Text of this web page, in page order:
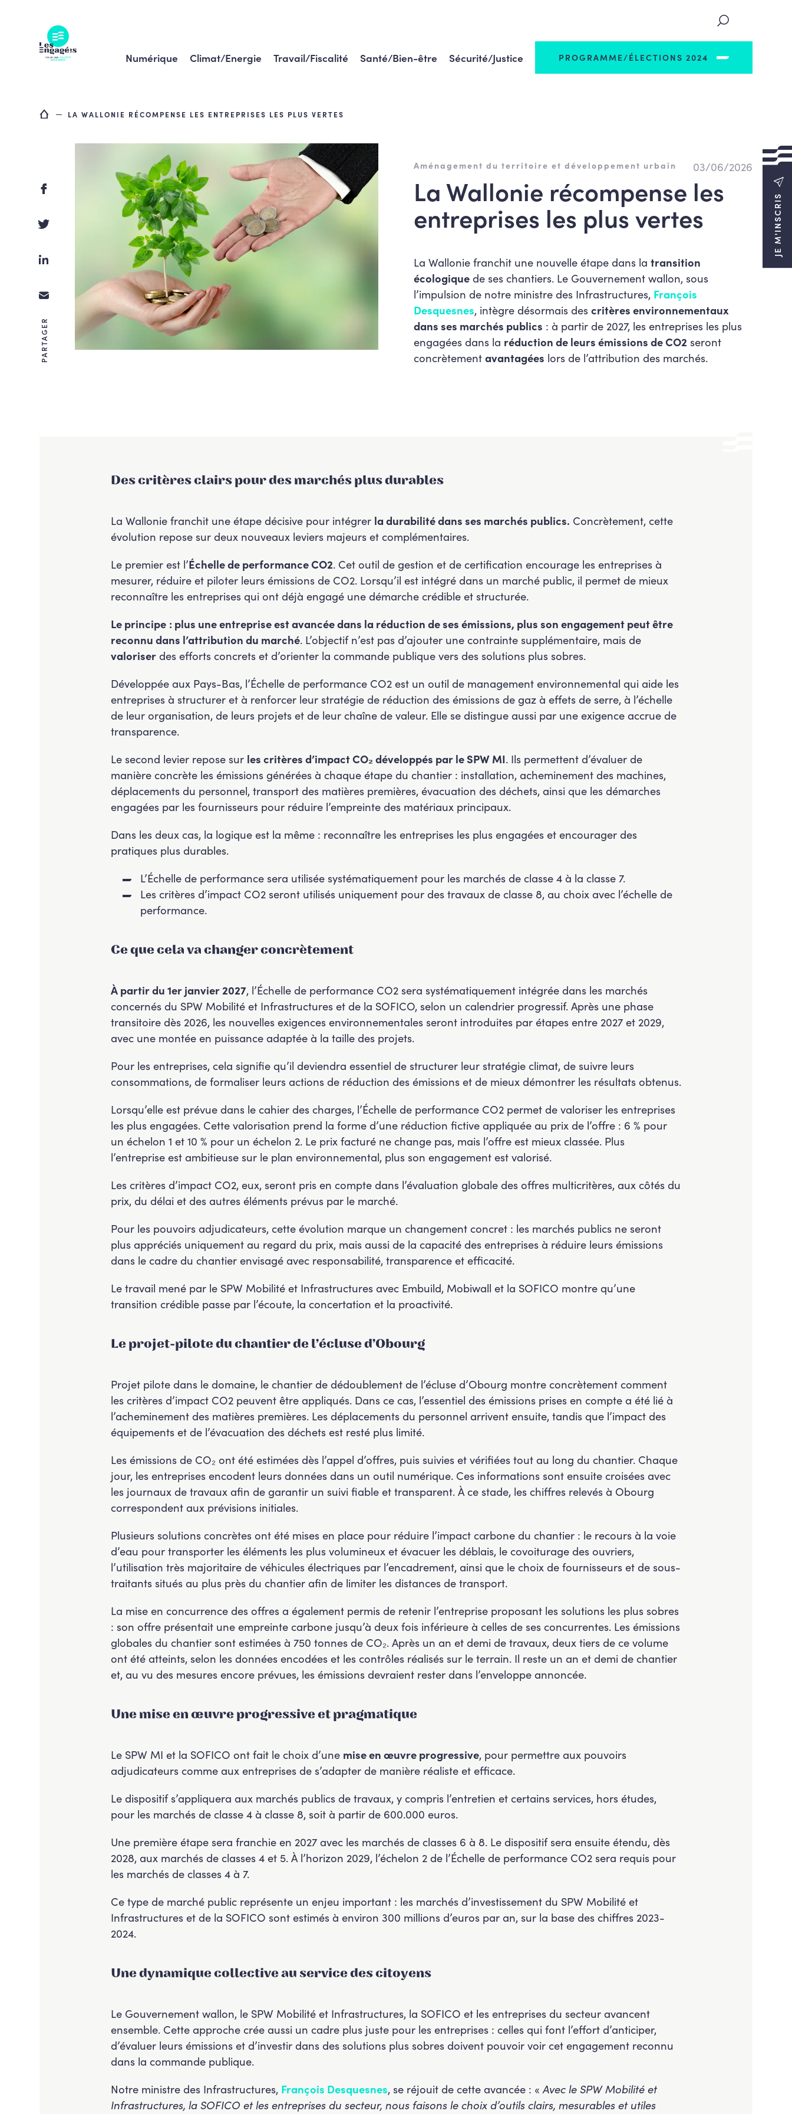
Numérique Climat/Energie Travail/Fiscalité Santé/Bien-être Sécurité/Justice PROGRAMME/ÉLECTIONS 2024
JE M'INSCRIS
PARTAGER
LA WALLONIE RÉCOMPENSE LES ENTREPRISES LES PLUS VERTES
03/06/2026
Aménagement du territoire et développement urbain
La Wallonie récompense les
entreprises les plus vertes
La Wallonie franchit une nouvelle étape dans la transition
écologiquede ses chantiers. Le Gouvernement wallon, sous
l’impulsion de notre ministre des Infrastructures, François
Desquesnes, intègre désormais descritères environnementaux
dans ses marchés publics : à partir de 2027, les entreprises les plus
engagées dans la réduction de leurs émissions de CO2 seront
concrètementavantagées lors de l’attribution des marchés.
Des critères clairs pour des marchés plus durables
La Wallonie franchit une étape décisive pour intégrer la durabilité dans ses marchés publics. Concrètement, cette
évolution repose sur deux nouveaux leviers majeurs et complémentaires.
Le premier est l’Échelle de performance CO2. Cet outil de gestion et de certification encourage les entreprises à
mesurer, réduire et piloter leurs émissions de CO2. Lorsqu’il est intégré dans un marché public, il permet de mieux
reconnaître les entreprises qui ont déjà engagé une démarche crédible et structurée.
Le principe : plus une entreprise est avancée dans la réduction de ses émissions, plus son engagement peut être
reconnu dans l’attribution du marché. L’objectif n’est pas d’ajouter une contrainte supplémentaire, mais de
valoriserdes efforts concrets et d’orienter la commande publique vers des solutions plus sobres.
Développée aux Pays-Bas, l’Échelle de performance CO2 est un outil de management environnemental qui aide les
entreprises à structurer et à renforcer leur stratégie de réduction des émissions de gaz à effets de serre, à l’échelle
de leur organisation, de leurs projets et de leur chaîne de valeur. Elle se distingue aussi par une exigence accrue de
transparence.
Le second levier repose sur les critères d’impact CO₂ développés par le SPW MI. Ils permettent d’évaluer de
manière concrète les émissions générées à chaque étape du chantier : installation, acheminement des machines,
déplacements du personnel, transport des matières premières, évacuation des déchets, ainsi que les démarches
engagées par les fournisseurs pour réduire l’empreinte des matériaux principaux.
Dans les deux cas, la logique est la même : reconnaître les entreprises les plus engagées et encourager des
pratiques plus durables.
L’Échelle de performance sera utilisée systématiquement pour les marchés de classe 4 à la classe 7.
Les critères d’impact CO2 seront utilisés uniquement pour des travaux de classe 8, au choix avec l’échelle de
performance.
Ce que cela va changer concrètement
À partir du 1er janvier 2027, l’Échelle de performance CO2 sera systématiquement intégrée dans les marchés
concernés du SPW Mobilité et Infrastructures et de la SOFICO, selon un calendrier progressif. Après une phase
transitoire dès 2026, les nouvelles exigences environnementales seront introduites par étapes entre 2027 et 2029,
avec une montée en puissance adaptée à la taille des projets.
Pour les entreprises, cela signifie qu’il deviendra essentiel de structurer leur stratégie climat, de suivre leurs
consommations, de formaliser leurs actions de réduction des émissions et de mieux démontrer les résultats obtenus.
Lorsqu’elle est prévue dans le cahier des charges, l’Échelle de performance CO2 permet de valoriser les entreprises
les plus engagées. Cette valorisation prend la forme d’une réduction fictive appliquée au prix de l’offre : 6 % pour
un échelon 1 et 10 % pour un échelon 2. Le prix facturé ne change pas, mais l’offre est mieux classée. Plus
l’entreprise est ambitieuse sur le plan environnemental, plus son engagement est valorisé.
Les critères d’impact CO2, eux, seront pris en compte dans l’évaluation globale des offres multicritères, aux côtés du
prix, du délai et des autres éléments prévus par le marché.
Pour les pouvoirs adjudicateurs, cette évolution marque un changement concret : les marchés publics ne seront
plus appréciés uniquement au regard du prix, mais aussi de la capacité des entreprises à réduire leurs émissions
dans le cadre du chantier envisagé avec responsabilité, transparence et efficacité.
Le travail mené par le SPW Mobilité et Infrastructures avec Embuild, Mobiwall et la SOFICO montre qu’une
transition crédible passe par l’écoute, la concertation et la proactivité.
Le projet-pilote du chantier de l’écluse d’Obourg
Projet pilote dans le domaine, le chantier de dédoublement de l’écluse d’Obourg montre concrètement comment
les critères d’impact CO2 peuvent être appliqués. Dans ce cas, l’essentiel des émissions prises en compte a été lié à
l’acheminement des matières premières. Les déplacements du personnel arrivent ensuite, tandis que l’impact des
équipements et de l’évacuation des déchets est resté plus limité.
Les émissions de CO₂ ont été estimées dès l’appel d’offres, puis suivies et vérifiées tout au long du chantier. Chaque
jour, les entreprises encodent leurs données dans un outil numérique. Ces informations sont ensuite croisées avec
les journaux de travaux afin de garantir un suivi fiable et transparent. À ce stade, les chiffres relevés à Obourg
correspondent aux prévisions initiales.
Plusieurs solutions concrètes ont été mises en place pour réduire l’impact carbone du chantier : le recours à la voie
d’eau pour transporter les éléments les plus volumineux et évacuer les déblais, le covoiturage des ouvriers,
l’utilisation très majoritaire de véhicules électriques par l’encadrement, ainsi que le choix de fournisseurs et de sous-
traitants situés au plus près du chantier afin de limiter les distances de transport.
La mise en concurrence des offres a également permis de retenir l’entreprise proposant les solutions les plus sobres
: son offre présentait une empreinte carbone jusqu’à deux fois inférieure à celles de ses concurrentes. Les émissions
globales du chantier sont estimées à 750 tonnes de CO₂. Après un an et demi de travaux, deux tiers de ce volume
ont été atteints, selon les données encodées et les contrôles réalisés sur le terrain. Il reste un an et demi de chantier
et, au vu des mesures encore prévues, les émissions devraient rester dans l’enveloppe annoncée.
Une mise en œuvre progressive et pragmatique
Le SPW MI et la SOFICO ont fait le choix d’une mise en œuvre progressive, pour permettre aux pouvoirs
adjudicateurs comme aux entreprises de s’adapter de manière réaliste et efficace.
Le dispositif s’appliquera aux marchés publics de travaux, y compris l’entretien et certains services, hors études,
pour les marchés de classe 4 à classe 8, soit à partir de 600.000 euros.
Une première étape sera franchie en 2027 avec les marchés de classes 6 à 8. Le dispositif sera ensuite étendu, dès
2028, aux marchés de classes 4 et 5. À l’horizon 2029, l’échelon 2 de l’Échelle de performance CO2 sera requis pour
les marchés de classes 4 à 7.
Ce type de marché public représente un enjeu important : les marchés d’investissement du SPW Mobilité et
Infrastructures et de la SOFICO sont estimés à environ 300 millions d’euros par an, sur la base des chiffres 2023-
2024.
Une dynamique collective au service des citoyens
Le Gouvernement wallon, le SPW Mobilité et Infrastructures, la SOFICO et les entreprises du secteur avancent
ensemble. Cette approche crée aussi un cadre plus juste pour les entreprises : celles qui font l’effort d’anticiper,
d’évaluer leurs émissions et d’investir dans des solutions plus sobres doivent pouvoir voir cet engagement reconnu
dans la commande publique.
Notre ministre des Infrastructures, François Desquesnes, se réjouit de cette avancée : «Avec le SPW Mobilité et
Infrastructures, la SOFICO et les entreprises du secteur, nous faisons le choix d’outils clairs, mesurables et utiles